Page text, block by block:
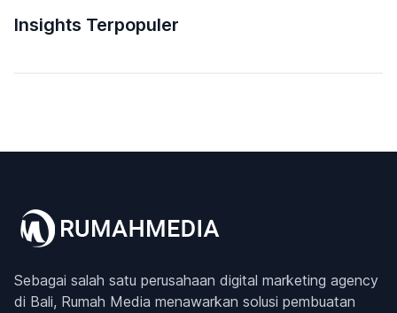
Insights Terpopuler
Sebagai salah satu perusahaan digital marketing agency
di Bali, Rumah Media menawarkan solusi pembuatan